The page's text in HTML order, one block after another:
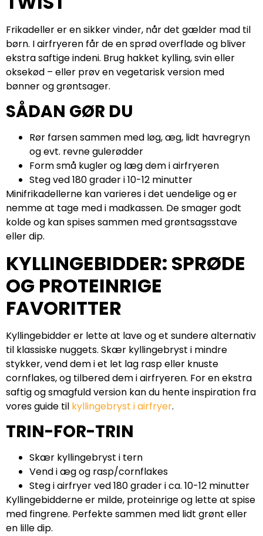
Frikadeller er en sikker vinder, når det gælder mad til
børn. I airfryeren får de en sprød overflade og bliver
ekstra saftige indeni. Brug hakket kylling, svin eller
oksekød – eller prøv en vegetarisk version med
bønner og grøntsager.
SÅDAN GØR DU
Rør farsen sammen med løg, æg, lidt havregryn
og evt. revne gulerødder
Form små kugler og læg dem i airfryeren
Steg ved 180 grader i 10-12 minutter
Minifrikadellerne kan varieres i det uendelige og er
nemme at tage med i madkassen. De smager godt
kolde og kan spises sammen med grøntsagsstave
eller dip.
KYLLINGEBIDDER: SPRØDE
OG PROTEINRIGE
FAVORITTER
Kyllingebidder er lette at lave og et sundere alternativ
til klassiske nuggets. Skær kyllingebryst i mindre
stykker, vend dem i et let lag rasp eller knuste
cornflakes, og tilbered dem i airfryeren. For en ekstra
saftig og smagfuld version kan du hente inspiration fra
vores guide til kyllingebryst i airfryer.
TRIN-FOR-TRIN
Skær kyllingebryst i tern
Vend i æg og rasp/cornflakes
Steg i airfryer ved 180 grader i ca. 10-12 minutter
Kyllingebidderne er milde, proteinrige og lette at spise
med fingrene. Perfekte sammen med lidt grønt eller
en lille dip.